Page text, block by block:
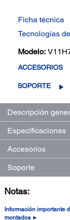
Ficha técnica
Tecnologías
Modelo:
ACCESORIOS
SOPORTE
Descripción
Especificaciones
Accesorios
Soporte
Notas:
Información importante
montados ►